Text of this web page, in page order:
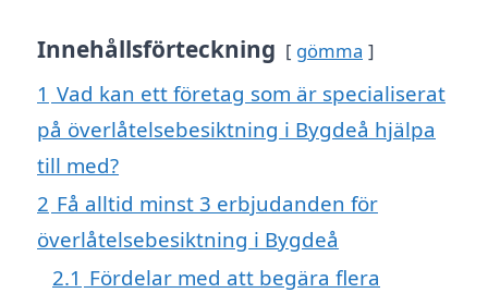
Innehållsförteckning gömma
1 Vad kan ett företag som är specialiserat
på överlåtelsebesiktning i Bygdeå hjälpa
till med?
2 Få alltid minst 3 erbjudanden för
överlåtelsebesiktning i Bygdeå
2.1 Fördelar med att begära flera